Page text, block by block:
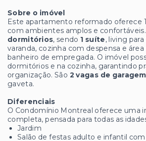
Sobre o imóvel
Este apartamento reformado oferece
com ambientes amplos e
dormitórios, sendo 1 suíte, living para
varanda, cozinha com despensa e
banheiro de empregada. O imóvel
dormitórios e na cozinha, garantindo
organização. São 2 vagas de
gaveta.
Diferenciais
O Condomínio Montreal oferece uma
completa, pensada para todas as
Jardim
Salão de festas adulto e infantil